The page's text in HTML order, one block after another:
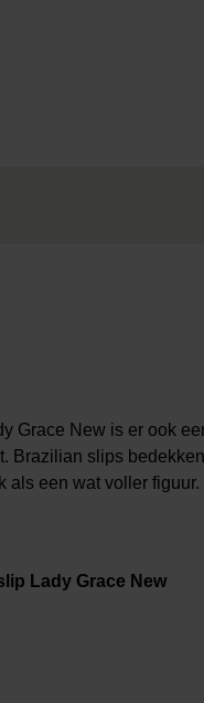
Grace New is er ook
Brazilian slips
als een wat voller figuur.
Lady Grace New